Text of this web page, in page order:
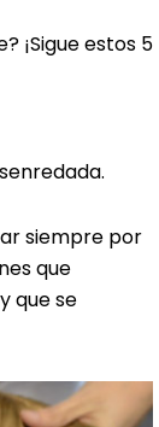
¡Sigue estos 5
siempre por
que
que se